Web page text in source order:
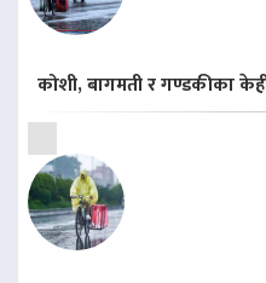
कोशी, बागमती र गण्डकीका